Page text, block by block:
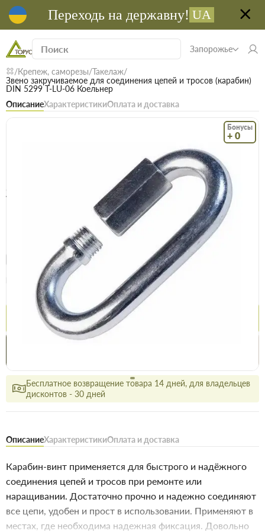
Переходь на державну! UA
Запорожье
Крепеж, саморезы Такелаж
Звено закручиваемое для соединения цепей и тросов (карабин)
DIN 5299 T-LU-06 Коельнер
ОписаниеХарактеристикиОплата и доставка
Бонусы
+ 0
Звено закручиваемое для соединения
цепей и тросов (карабин) DIN 5299 T-LU-06
Безкоштовна доставка! Від 15000 грн єВідновлення
Цена / шт
19.6 грн
Опт
18.9 грн
Купить
Бесплатное возвращение товара 14 дней, для владельцев
дисконтов - 30 дней
ОписаниеХарактеристикиОплата и доставка
Карабин-винт применяется для быстрого и надёжного
соединения цепей и тросов при ремонте или
наращивании. Достаточно прочно и надежно соединяют
все цепи, удобен и прост в использовании. Применяют в
местах, где необходима надежная фиксация. Довольно